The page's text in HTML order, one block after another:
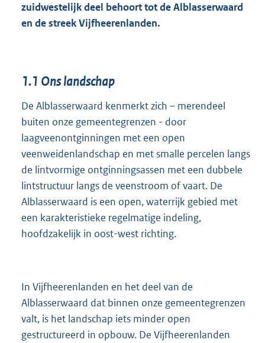
zuidwestelijk deel behoort tot de Alblasserwaard
en de streek Vijfheerenlanden.
1.1 Ons landschap
De Alblasserwaard kenmerkt zich – merendeel
buiten onze gemeentegrenzen - door
laagveenontginningen met een open
veenweidenlandschap en met smalle percelen langs
de lintvormige ontginningsassen met een dubbele
lintstructuur langs de veenstroom of vaart. De
Alblasserwaard is een open, waterrijk gebied met
een karakteristieke regelmatige indeling,
hoofdzakelijk in oost-west richting.
In Vijfheerenlanden en het deel van de
Alblasserwaard dat binnen onze gemeentegrenzen
valt, is het landschap iets minder open
gestructureerd in opbouw. De Vijfheerenlanden